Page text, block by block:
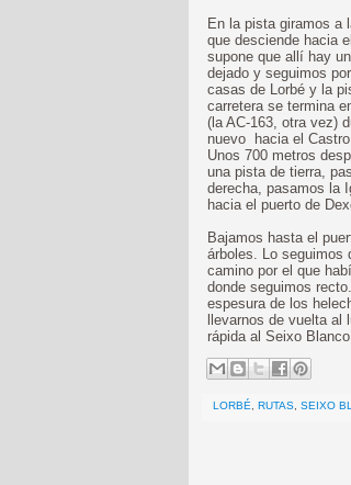
En la pista giramos a
que desciende hacia
supone que allí hay
dejado y seguimos
casas de Lorbé y la
carretera se termina
(la AC-163, otra vez)
nuevo hacia el
Unos 700 metros
una pista de tierra,
derecha, pasamos la
hacia el puerto de
Bajamos hasta el
árboles. Lo seguimos
camino por el que
donde seguimos
espesura de los
llevarnos de vuelta
rápida al Seixo
LORBÉ RUTAS SEIXO